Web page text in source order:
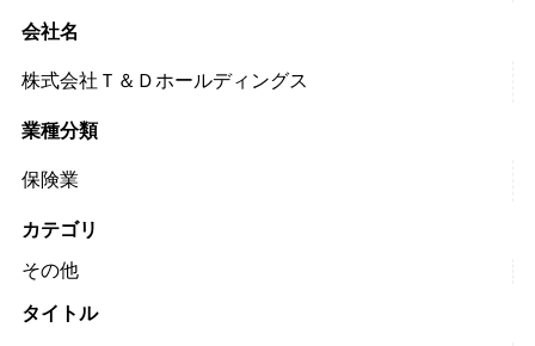
会社名
株式会社Ｔ＆Ｄホールディングス
業種分類
保険業
カテゴリ
その他
タイトル